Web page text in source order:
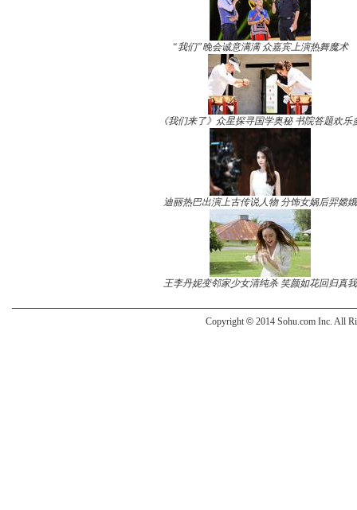
“我们”晚会诚意满满 众嘉宾上演热舞魔术
《我们来了》众星探寻国学奥秘 书院答题欢乐
迪丽热巴出演上古传说人物 分饰女娲后羿嫦娥
王李丹妮变邻家少女清纯杀 笑颜如花回归真我
Copyright © 2014 Sohu.com Inc. All